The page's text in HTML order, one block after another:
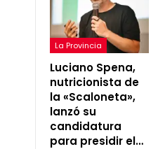
La Provincia
Luciano Spena,
nutricionista de
la «Scaloneta»,
lanzó su
candidatura
para presidir el…